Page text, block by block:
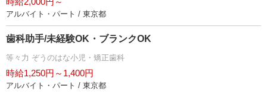
アルバイト・パート / 東京都
歯科助手/未経験OK・ブランクOK
等々力 ぞうのはな小児・矯正歯科
時給1,250円～1,400円
アルバイト・パート / 東京都